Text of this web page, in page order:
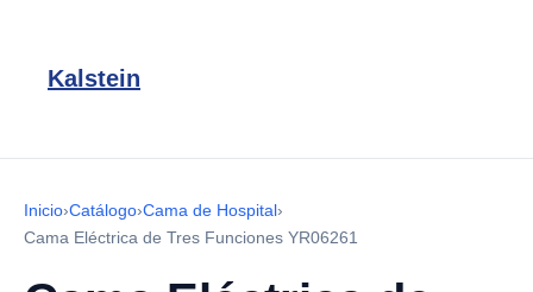
Kalstein
Inicio›Catálogo›Cama de Hospital›
Cama Eléctrica de Tres Funciones YR06261